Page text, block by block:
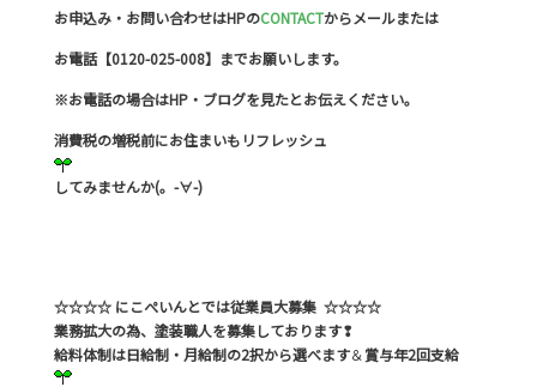
お申込み・お問い合わせはHPのCONTACTからメールまたは
お電話【0120-025-008】までお願いします。
※お電話の場合はHP・ブログを見たとお伝えください。
消費税の増税前にお住まいもリフレッシュ
してみませんか(。-∀-)
☆☆☆☆ にこぺいんとでは従業員大募集 ☆☆☆☆
業務拡大の為、塗装職人を募集しております❢
給料体制は日給制・月給制の2択から選べます＆賞与年2回支給